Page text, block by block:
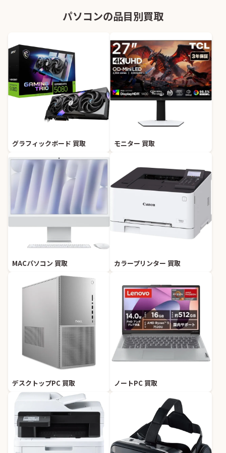
パソコンの品目別買取
グラフィックボード 買取 モニター 買取
MACパソコン 買取 カラープリンター 買取
デスクトップPC 買取 ノートPC 買取